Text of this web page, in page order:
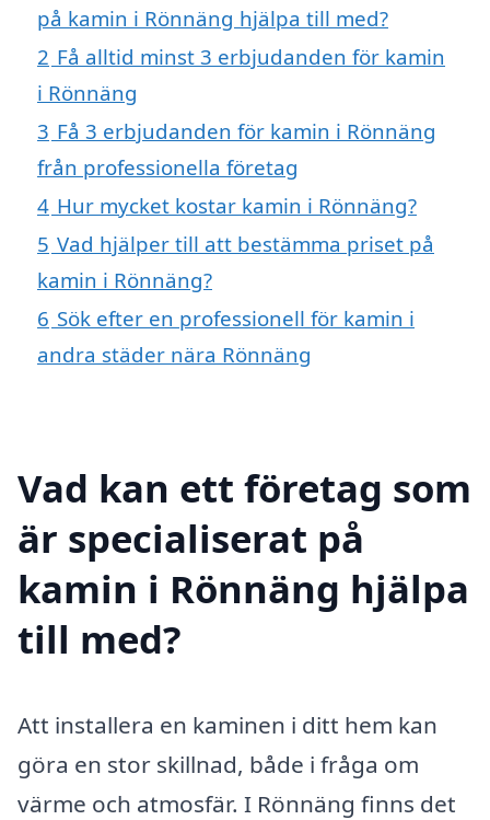
på kamin i Rönnäng hjälpa till med?
2 Få alltid minst 3 erbjudanden för kamin
i Rönnäng
3 Få 3 erbjudanden för kamin i Rönnäng
från professionella företag
4 Hur mycket kostar kamin i Rönnäng?
5 Vad hjälper till att bestämma priset på
kamin i Rönnäng?
6 Sök efter en professionell för kamin i
andra städer nära Rönnäng
Vad kan ett företag som
är specialiserat på
kamin i Rönnäng hjälpa
till med?
Att installera en kaminen i ditt hem kan
göra en stor skillnad, både i fråga om
värme och atmosfär. I Rönnäng finns det